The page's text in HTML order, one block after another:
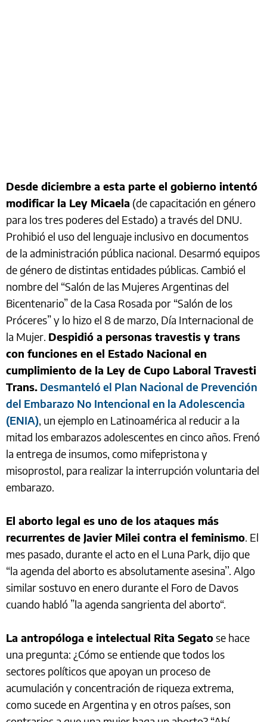
Desde diciembre a esta parte el gobierno intentó
modificar la Ley Micaela (de capacitación en género
para los tres poderes del Estado) a través del DNU.
Prohibió el uso del lenguaje inclusivo en documentos
de la administración pública nacional. Desarmó equipos
de género de distintas entidades públicas. Cambió el
nombre del “Salón de las Mujeres Argentinas del
Bicentenario” de la Casa Rosada por “Salón de los
Próceres” y lo hizo el 8 de marzo, Día Internacional de
la Mujer. Despidió a personas travestis y trans
con funciones en el Estado Nacional en
cumplimiento de la Ley de Cupo Laboral Travesti
Trans. Desmanteló el Plan Nacional de Prevención
del Embarazo No Intencional en la Adolescencia
(ENIA), un ejemplo en Latinoamérica al reducir a la
mitad los embarazos adolescentes en cinco años. Frenó
la entrega de insumos, como mifepristona y
misoprostol, para realizar la interrupción voluntaria del
embarazo.
El aborto legal es uno de los ataques más
recurrentes de Javier Milei contra el feminismo. El
mes pasado, durante el acto en el Luna Park, dijo que
“la agenda del aborto es absolutamente asesina’’. Algo
similar sostuvo en enero durante el Foro de Davos
cuando habló ”la agenda sangrienta del aborto“.
La antropóloga e intelectual Rita Segatose hace
una pregunta: ¿Cómo se entiende que todos los
sectores políticos que apoyan un proceso de
acumulación y concentración de riqueza extrema,
como sucede en Argentina y en otros países, son